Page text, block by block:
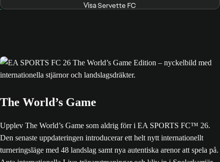
Visa Servette FC
The World’s Game
Upplev The World’s Game som aldrig förr i EA SPORTS FC™ 26.
Den senaste uppdateringen introducerar ett helt nytt internationellt
turneringsläge med 48 landslag samt nya autentiska arenor att spela på.